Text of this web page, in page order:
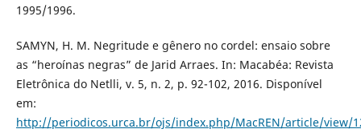
1995/1996.
SAMYN, H. M. Negritude e gênero no cordel: ensaio sobre
as “heroínas negras” de Jarid Arraes. In: Macabéa: Revista
Eletrônica do Netlli, v. 5, n. 2, p. 92-102, 2016. Disponível
em:
http://periodicos.urca.br/ojs/index.php/MacREN/article/view/